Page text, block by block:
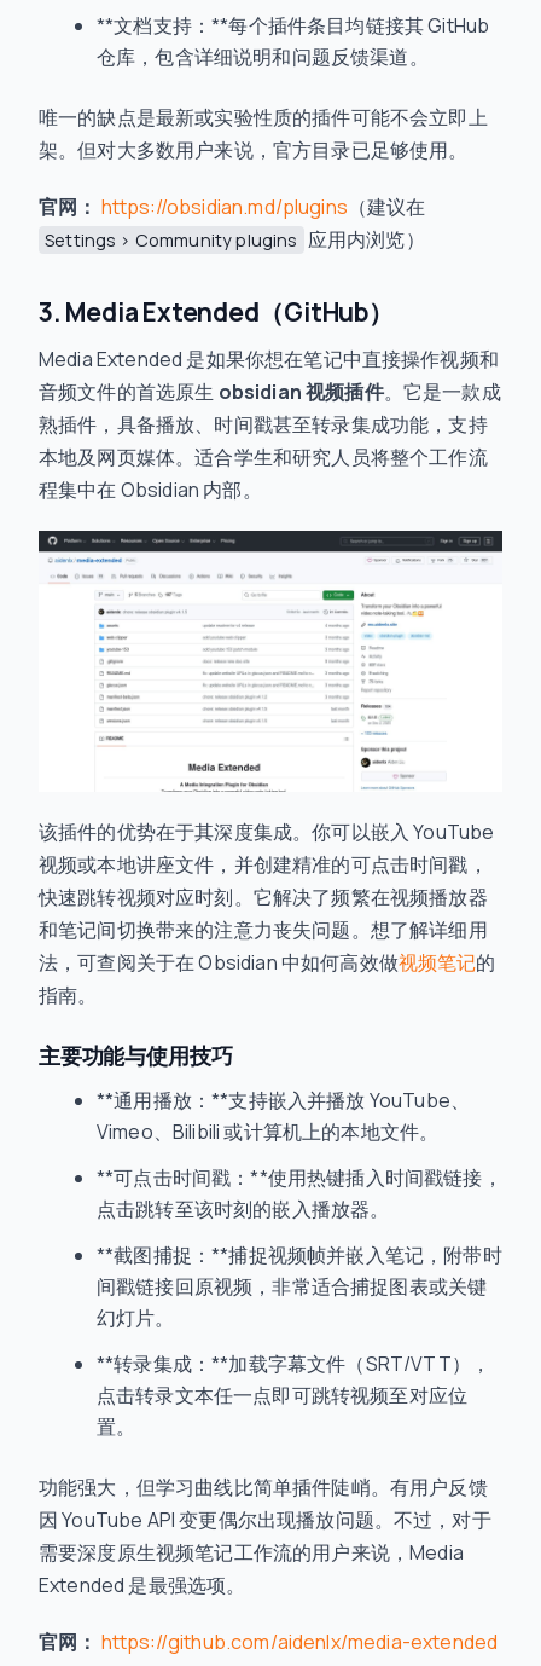
**文档支持：**每个插件条目均链接其 GitHub
仓库，包含详细说明和问题反馈渠道。
唯一的缺点是最新或实验性质的插件可能不会立即上
架。但对大多数用户来说，官方目录已足够使用。
官网： https://obsidian.md/plugins （建议在
Settings > Community plugins 应用内浏览）
3. Media Extended（GitHub）
Media Extended 是如果你想在笔记中直接操作视频和
音频文件的首选原生 obsidian 视频插件。它是一款成
熟插件，具备播放、时间戳甚至转录集成功能，支持
本地及网页媒体。适合学生和研究人员将整个工作流
程集中在 Obsidian 内部。
该插件的优势在于其深度集成。你可以嵌入 YouTube
视频或本地讲座文件，并创建精准的可点击时间戳，
快速跳转视频对应时刻。它解决了频繁在视频播放器
和笔记间切换带来的注意力丧失问题。想了解详细用
法，可查阅关于在 Obsidian 中如何高效做视频笔记的
指南。
主要功能与使用技巧
**通用播放：**支持嵌入并播放 YouTube、
Vimeo、Bilibili 或计算机上的本地文件。
**可点击时间戳：**使用热键插入时间戳链接，
点击跳转至该时刻的嵌入播放器。
**截图捕捉：**捕捉视频帧并嵌入笔记，附带时
间戳链接回原视频，非常适合捕捉图表或关键
幻灯片。
**转录集成：**加载字幕文件（SRT/VTT），
点击转录文本任一点即可跳转视频至对应位
置。
功能强大，但学习曲线比简单插件陡峭。有用户反馈
因 YouTube API 变更偶尔出现播放问题。不过，对于
需要深度原生视频笔记工作流的用户来说，Media
Extended 是最强选项。
官网： https://github.com/aidenlx/media-extended